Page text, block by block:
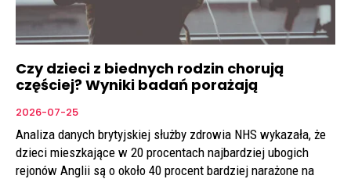
Czy dzieci z biednych rodzin chorują
częściej? Wyniki badań porażają
2026-07-25
Analiza danych brytyjskiej służby zdrowia NHS wykazała, że
dzieci mieszkające w 20 procentach najbardziej ubogich
rejonów Anglii są o około 40 procent bardziej narażone na